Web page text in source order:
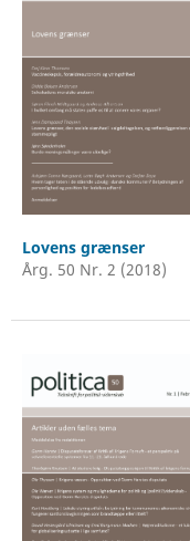
Lovens grænser
Årg. 50 Nr. 2 (2018)